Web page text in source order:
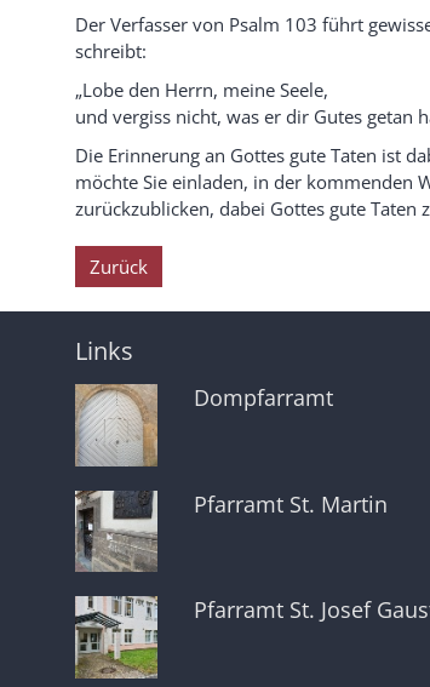
Der Verfasser von Psalm 103 führt
schreibt:
„Lobe den Herrn, meine Seele,
und vergiss nicht, was er dir Gutes getan
Die Erinnerung an Gottes gute Taten ist
möchte Sie einladen, in der kommenden
zurückzublicken, dabei Gottes gute
Zurück
Links
Dompfarramt
Pfarramt St. Martin
Pfarramt St. Josef